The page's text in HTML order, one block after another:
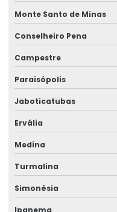
Talha Elétrica Com Trole
Talha Elétrica Compacta
Talha elétrica de corrente
Talha Elétrica Fixa Com
Talha Elétrica Industrial
Talha Elétrica Inox Para
Talha Elétrica Nova
Talha Elétrica Para
Talha Elétrica Para
Monte Santo de Minas
Conselheiro Pena
Campestre
Paraisópolis
Jaboticatubas
Ervália
Medina
Turmalina
Simonésia
Ipanema